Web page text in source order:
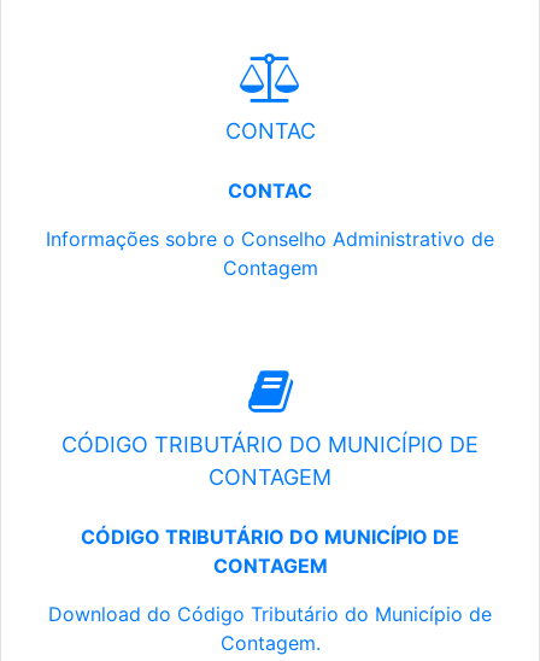
CONTAC
CONTAC
Informações sobre o Conselho Administrativo de
Contagem
CÓDIGO TRIBUTÁRIO DO MUNICÍPIO DE
CONTAGEM
CÓDIGO TRIBUTÁRIO DO MUNICÍPIO DE
CONTAGEM
Download do Código Tributário do Município de
Contagem.